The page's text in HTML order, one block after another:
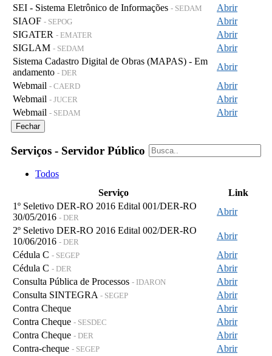
SEI - Sistema Eletrônico de Informações - SEDAM
Abrir
SIAOF - SEPOG
Abrir
SIGATER - EMATER
Abrir
SIGLAM - SEDAM
Abrir
Sistema Cadastro Digital de Obras (MAPAS) - Em
andamento - DER
Abrir
Webmail - CAERD
Abrir
Webmail - JUCER
Abrir
Webmail - SEDAM Abrir
Fechar
Serviços - Servidor Público
Todos
Serviço
Link
1º Seletivo DER-RO 2016 Edital 001/DER-RO
30/05/2016 - DER
Abrir
2º Seletivo DER-RO 2016 Edital 002/DER-RO
10/06/2016 - DER
Abrir
Cédula C - SEGEP
Abrir
Cédula C - DER
Abrir
Consulta Pública de Processos - IDARON
Abrir
Consulta SINTEGRA - SEGEP
Abrir
Contra Cheque
Abrir
Contra Cheque - SESDEC
Abrir
Contra Cheque - DER
Abrir
Contra-cheque - SEGEP
Abrir